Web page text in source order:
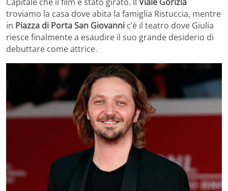
troviamo la casa dove abita la famiglia Ristuccia, mentre
in Piazza di Porta San Giovanni c’è il teatro dove Giulia
riesce finalmente a esaudire il suo grande desiderio di
debuttare come attrice.